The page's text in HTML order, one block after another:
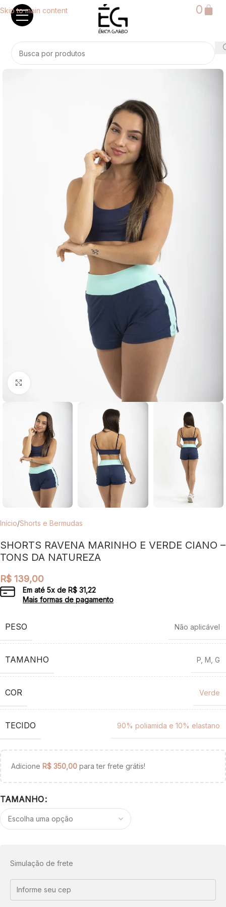
Skip to main content 0
Início/Shorts e Bermudas
SHORTS RAVENA MARINHO E VERDE CIANO –
TONS DA NATUREZA
R$ 139,00
Em até 5x de R$ 31,22
Mais formas de pagamento
PESO Não aplicável
TAMANHO P M G
COR Verde
TECIDO 90% poliamida e 10% elastano
Adicione R$ 350,00 para ter frete grátis!
TAMANHO
Simulação de frete